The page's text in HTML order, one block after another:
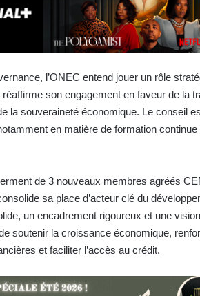
l’ONEC entend jouer un rôle
son engagement en faveur de la
la souveraineté économique. Le conseil
en matière de formation continue
de 3 nouveaux membres agréés
sa place d’acteur clé du
un encadrement rigoureux et une
soutenir la croissance économique,
et faciliter l’accès au crédit.
France : comment «Le
diaspora en levier